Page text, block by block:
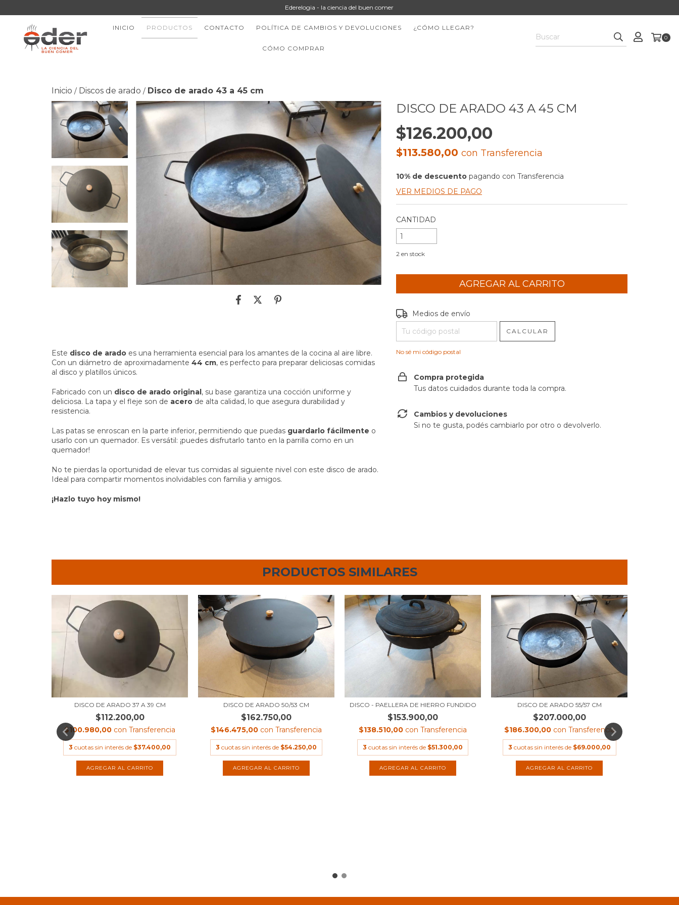
Ederelogia - la ciencia del buen comer
INICIO PRODUCTOS CONTACTO POLÍTICA DE CAMBIOS Y DEVOLUCIONES ¿CÓMO LLEGAR?
CÓMO COMPRAR
0
Inicio / Discos de arado / Disco de arado 43 a 45 cm
Este disco de arado es una herramienta esencial para los amantes de la cocina al aire libre.
Con un diámetro de aproximadamente 44 cm, es perfecto para preparar deliciosas comidas
al disco y platillos únicos.
Fabricado con un disco de arado original, su base garantiza una cocción uniforme y
deliciosa. La tapa y el fleje son de acero de alta calidad, lo que asegura durabilidad y
resistencia.
Las patas se enroscan en la parte inferior, permitiendo que puedas guardarlo fácilmente o
usarlo con un quemador. Es versátil: ¡puedes disfrutarlo tanto en la parrilla como en un
quemador!
No te pierdas la oportunidad de elevar tus comidas al siguiente nivel con este disco de arado.
Ideal para compartir momentos inolvidables con familia y amigos.
¡Hazlo tuyo hoy mismo!
DISCO DE ARADO 43 A 45 CM
$126.200,00
$113.580,00con Transferencia
10% de descuento pagando con Transferencia
VER MEDIOS DE PAGO
CANTIDAD
2 en stock
Entregas para el CP:
Medios de envío
CALCULAR
No sé mi código postal
Compra protegida
Tus datos cuidados durante toda la compra.
Cambios y devoluciones
Si no te gusta, podés cambiarlo por otro o devolverlo.
PRODUCTOS SIMILARES
DISCO DE ARADO 37 A 39 CM
$112.200,00
$100.980,00 con Transferencia
3 cuotas sin interés de $37.400,00
DISCO DE ARADO 50/53 CM
$162.750,00
$146.475,00 con Transferencia
3 cuotas sin interés de $54.250,00
DISCO - PAELLERA DE HIERRO FUNDIDO
$153.900,00
$138.510,00 con Transferencia
3 cuotas sin interés de $51.300,00
DISCO DE ARADO 55/57 CM
$207.000,00
$186.300,00 con Transferencia
3 cuotas sin interés de $69.000,00